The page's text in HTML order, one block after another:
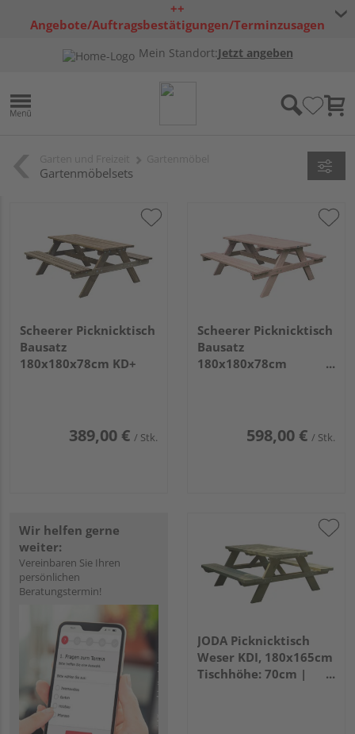
++
Angebote/Auftragsbestätigungen/Terminzusagen
Mein Standort:Jetzt angeben
Gartenmöbelsets
Scheerer Picknicktisch
Bausatz
180x180x78cm KD+
389,00 € / Stk.
Scheerer Picknicktisch
Bausatz
180x180x78cm
598,00 € / Stk.
Wir helfen gerne
weiter:
Vereinbaren Sie Ihren
persönlichen
Beratungstermin!
JODA Picknicktisch
Weser KDI, 180x165cm
Tischhöhe: 70cm |